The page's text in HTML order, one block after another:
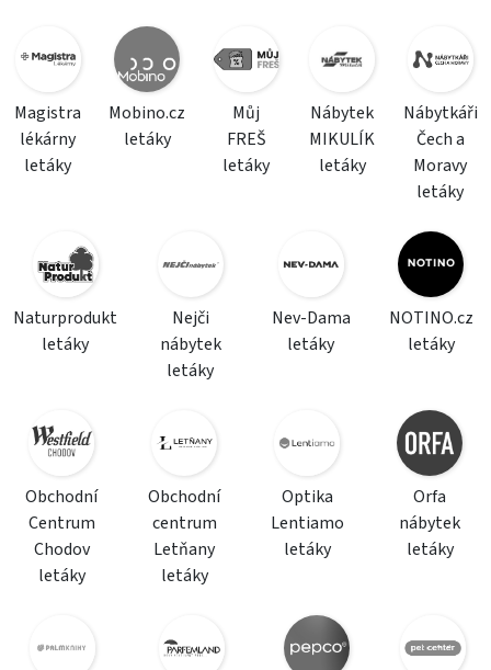
Magistra
lékárny
letáky
Mobino.cz
letáky
Můj
FREŠ
letáky
Nábytek
MIKULÍK
letáky
Nábytkáři
Čech a
Moravy
letáky
Naturprodukt
letáky
Nejči
nábytek
letáky
Nev-Dama
letáky
NOTINO.cz
letáky
Obchodní
Centrum
Chodov
letáky
Obchodní
centrum
Letňany
letáky
Optika
Lentiamo
letáky
Orfa
nábytek
letáky